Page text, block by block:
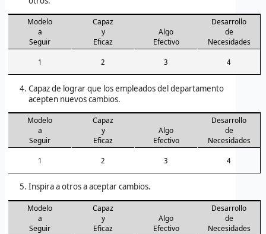
Modelo
a
Seguir
Capaz
y
Eficaz
Algo
Efectivo
Desarrollo
de
Necesidades
1 2 3 4
Capaz de lograr que los empleados del departamento
acepten nuevos cambios.
Modelo
a
Seguir
Capaz
y
Eficaz
Algo
Efectivo
Desarrollo
de
Necesidades
1 2 3 4
Inspira a otros a aceptar cambios.
Modelo
a
Seguir
Capaz
y
Eficaz
Algo
Efectivo
Desarrollo
de
Necesidades